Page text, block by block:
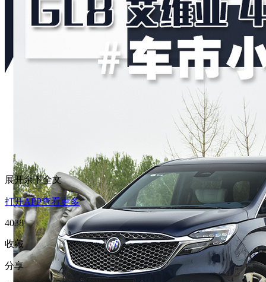
展开余下全文
打开APP查看更多
4038
收藏
分享